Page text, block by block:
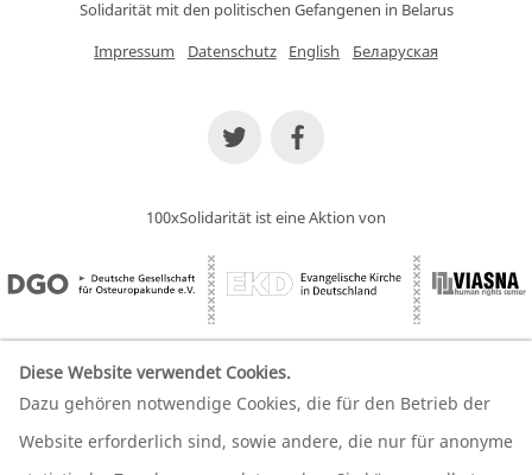
Solidarität mit den politischen Gefangenen in Belarus
Impressum
Datenschutz English Беларуская
100xSolidarität ist eine Aktion von
Diese Website verwendet Cookies.
Dazu gehören notwendige Cookies, die für den Betrieb der
Website erforderlich sind, sowie andere, die nur für anonyme